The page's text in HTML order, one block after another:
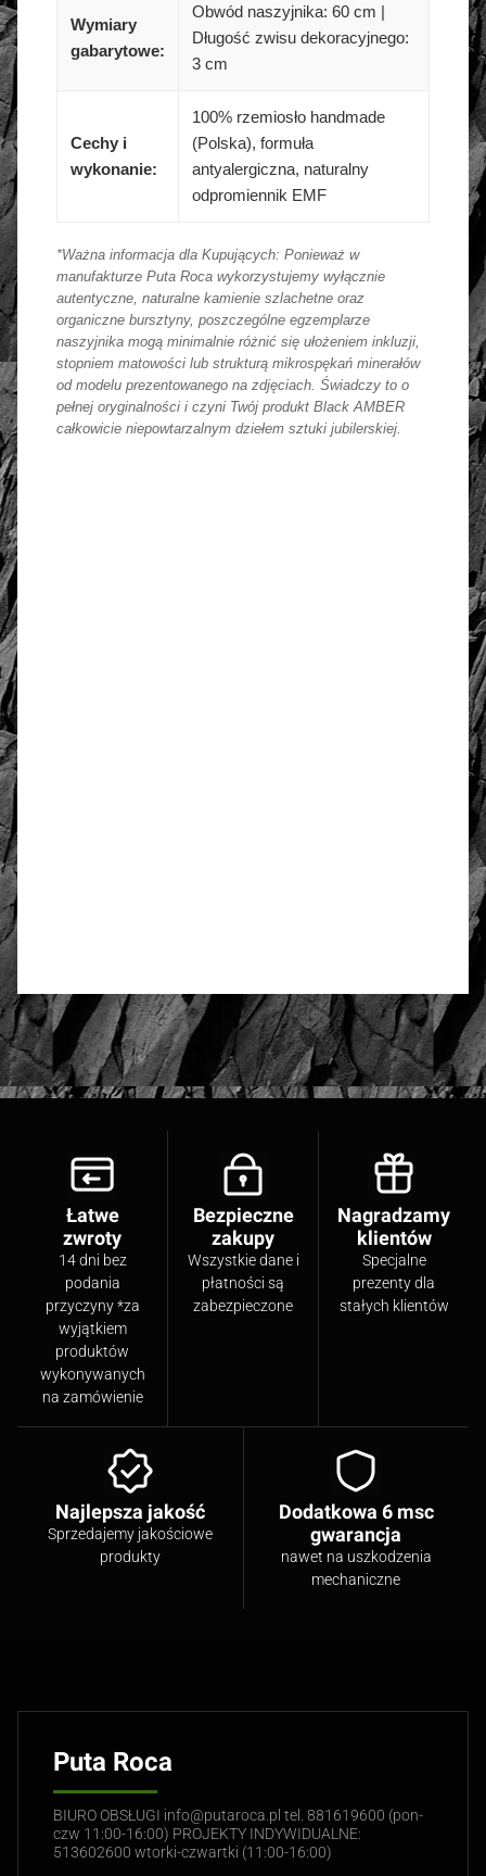
Wymiary
gabarytowe:
Obwód naszyjnika: 60 cm |
Długość zwisu dekoracyjnego:
3 cm
Cechy i
wykonanie:
100% rzemiosło handmade
(Polska), formuła
antyalergiczna, naturalny
odpromiennik EMF
*Ważna informacja dla Kupujących: Ponieważ w
manufakturze Puta Roca wykorzystujemy wyłącznie
autentyczne, naturalne kamienie szlachetne oraz
organiczne bursztyny, poszczególne egzemplarze
naszyjnika mogą minimalnie różnić się ułożeniem inkluzji,
stopniem matowości lub strukturą mikrospękań minerałów
od modelu prezentowanego na zdjęciach. Świadczy to o
pełnej oryginalności i czyni Twój produkt Black AMBER
całkowicie niepowtarzalnym dziełem sztuki jubilerskiej.
Łatwe
zwroty
14 dni bez
podania
przyczyny *za
wyjątkiem
produktów
wykonywanych
na zamówienie
Bezpieczne
zakupy
Wszystkie dane i
płatności są
zabezpieczone
Nagradzamy
klientów
Specjalne
prezenty dla
stałych klientów
Najlepsza jakość
Sprzedajemy jakościowe
produkty
Dodatkowa 6 msc
gwarancja
nawet na uszkodzenia
mechaniczne
Puta Roca
BIURO OBSŁUGI info@putaroca.pl tel. 881619600 (pon-
czw 11:00-16:00) PROJEKTY INDYWIDUALNE:
513602600 wtorki-czwartki (11:00-16:00)